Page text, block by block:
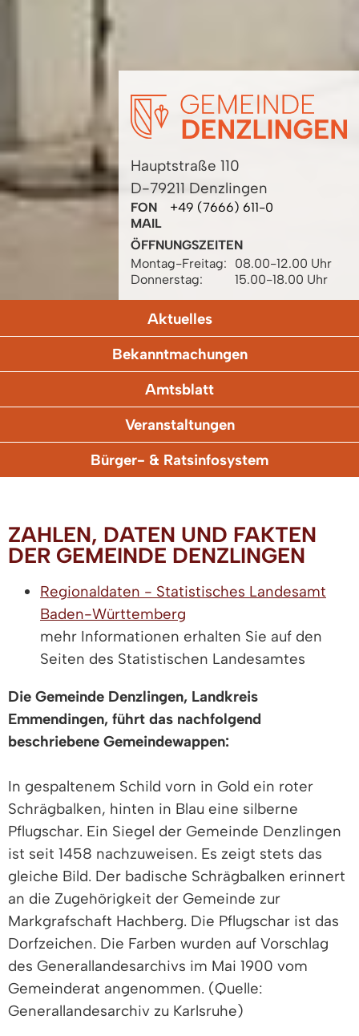
Hauptstraße 110
D-79211 Denzlingen
FON
+49 (7666) 611-0
MAIL
ÖFFNUNGSZEITEN
Montag-Freitag:
08.00-12.00 Uhr
Donnerstag:
15.00-18.00 Uhr
Aktuelles
Bekanntmachungen
Amtsblatt
Veranstaltungen
Bürger- & Ratsinfosystem
ZAHLEN, DATEN UND FAKTEN
DER GEMEINDE DENZLINGEN
Regionaldaten - Statistisches Landesamt
Baden-Württemberg
mehr Informationen erhalten Sie auf den
Seiten des Statistischen Landesamtes
Die Gemeinde Denzlingen, Landkreis
Emmendingen, führt das nachfolgend
beschriebene Gemeindewappen:
In gespaltenem Schild vorn in Gold ein roter
Schrägbalken, hinten in Blau eine silberne
Pflugschar. Ein Siegel der Gemeinde Denzlingen
ist seit 1458 nachzuweisen. Es zeigt stets das
gleiche Bild. Der badische Schrägbalken erinnert
an die Zugehörigkeit der Gemeinde zur
Markgrafschaft Hachberg. Die Pflugschar ist das
Dorfzeichen. Die Farben wurden auf Vorschlag
des Generallandesarchivs im Mai 1900 vom
Gemeinderat angenommen. (Quelle:
Generallandesarchiv zu Karlsruhe)